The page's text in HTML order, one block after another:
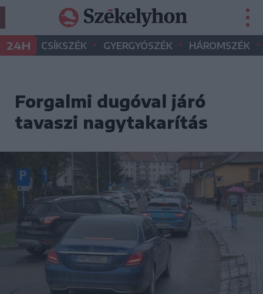
24H CSÍKSZÉK • GYERGYÓSZÉK • HÁROMSZÉK •
Forgalmi dugóval járó
tavaszi nagytakarítás